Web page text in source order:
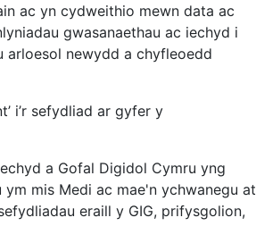
ac yn cydweithio mewn data ac
gwasanaethau ac iechyd i
newydd a chyfleoedd
i’r sefydliad ar gyfer y
a Gofal Digidol Cymru yng
mis Medi ac mae'n ychwanegu at
eraill y GIG, prifysgolion,